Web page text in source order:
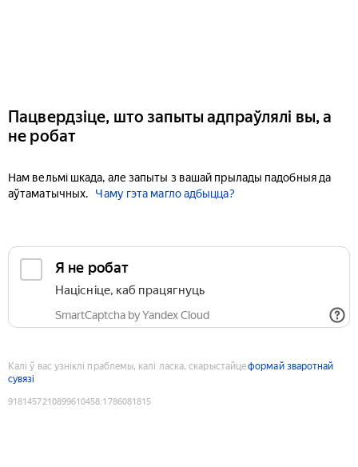
Пацвердзіце, што запыты адпраўлялі вы, а
не робат
Нам вельмі шкада, але запыты з вашай прылады падобныя да
аўтаматычных.
Чаму гэта магло адбыцца?
Я не робат
Націсніце, каб працягнуць
SmartCaptcha by Yandex Cloud
Калі ў вас узніклі праблемы, калі ласка, скарыстайцеформай зваротнай
сувязі
9181457210899610458:1786081815